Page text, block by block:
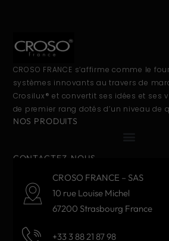
CROSO FRANCE s’affirme comme le
systèmes innovants au travers de
Crosilux® et convertit ses idées et ses
de premier rang dotés d’un niveau de
NOS PRODUITS
CONTACTEZ-NOUS
CROSO FRANCE – SAS
10 rue Louise Michel
67200 Strasbourg France
+33 3 88 21 87 98